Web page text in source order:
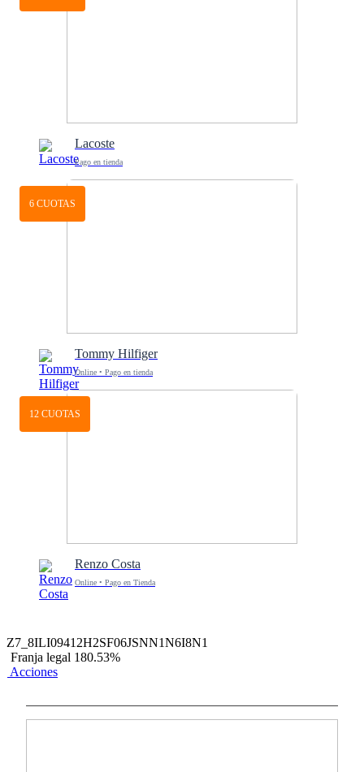
Lacoste
Pago en tienda
6 CUOTAS
Tommy Hilfiger
Online • Pago en tienda
12 CUOTAS
Renzo Costa
Online • Pago en Tienda
Z7_8ILI09412H2SF06JSNN1N6I8N1
Franja legal 180.53%
Acciones